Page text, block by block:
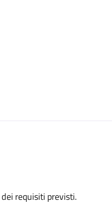
requisiti previsti.